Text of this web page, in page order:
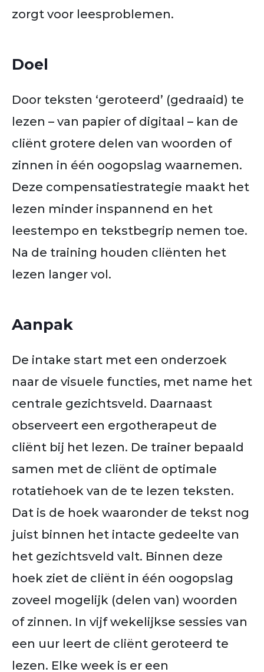
zorgt voor leesproblemen.
Doel
Door teksten ‘geroteerd’ (gedraaid) te
lezen – van papier of digitaal – kan de
cliënt grotere delen van woorden of
zinnen in één oogopslag waarnemen.
Deze compensatiestrategie maakt het
lezen minder inspannend en het
leestempo en tekstbegrip nemen toe.
Na de training houden cliënten het
lezen langer vol.
Aanpak
De intake start met een onderzoek
naar de visuele functies, met name het
centrale gezichtsveld. Daarnaast
observeert een ergotherapeut de
cliënt bij het lezen. De trainer bepaald
samen met de cliënt de optimale
rotatiehoek van de te lezen teksten.
Dat is de hoek waaronder de tekst nog
juist binnen het intacte gedeelte van
het gezichtsveld valt. Binnen deze
hoek ziet de cliënt in één oogopslag
zoveel mogelijk (delen van) woorden
of zinnen. In vijf wekelijkse sessies van
een uur leert de cliënt geroteerd te
lezen. Elke week is er een